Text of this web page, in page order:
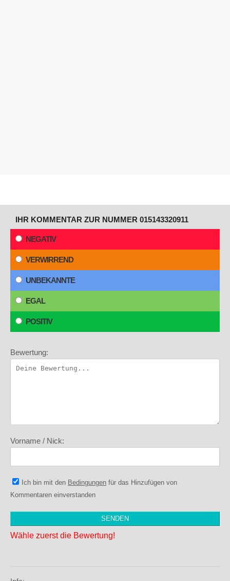
IHR KOMMENTAR ZUR NUMMER 015143320911
NEGATIV
VERWIRREND
UNBEKANNTE
EGAL
POSITIV
Bewertung:
Vorname / Nick:
Ich bin mit den Bedingungen für das Hinzufügen von
Kommentaren einverstanden
Wähle zuerst die Bewertung!